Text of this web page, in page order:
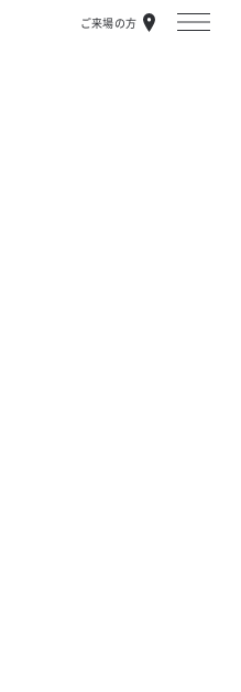
ご来場の方